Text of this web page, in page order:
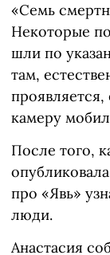
«Семь
Некоторые
шли по
там,
камеру
После того,
про «Явь»
люди.
Анастасия